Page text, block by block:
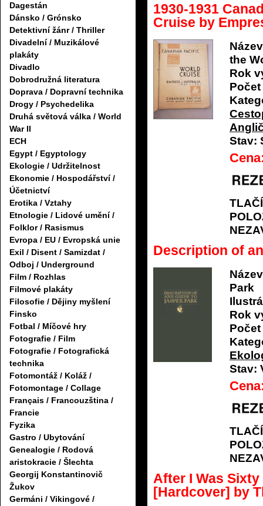
Dagestán
Dánsko / Grónsko
Detektivní žánr / Thriller
Divadelní / Muzikálové
plakáty
Divadlo
Dobrodružná literatura
Doprava / Dopravní technika
Drogy / Psychedelika
Druhá světová válka / World
War II
ECH
Egypt / Egyptology
Ekologie / Udržitelnost
Ekonomie / Hospodářství /
Účetnictví
Erotika / Vztahy
Etnologie / Lidové umění /
Folklor / Rasismus
Evropa / EU / Evropská unie
Exil / Disent / Samizdat /
Odboj / Underground
Film / Rozhlas
Filmové plakáty
Filosofie / Dějiny myšlení
Finsko
Fotbal / Míčové hry
Fotografie / Film
Fotografie / Fotografická
technika
Fotomontáž / Koláž /
Fotomontage / Collage
Français / Francouzština /
Francie
Fyzika
Gastro / Ubytování
Genealogie / Rodová
aristokracie / Šlechta
Georgij Konstantinovič
Žukov
Germáni / Vikingové /
1930-1931
Cruise by
the
Rok
Stav:
Description of
Park
Rok
Stav:
After I Was
[Hardcover] by